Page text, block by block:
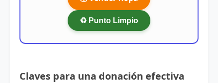
♻️ Punto Limpio
Claves para una donación efectiva